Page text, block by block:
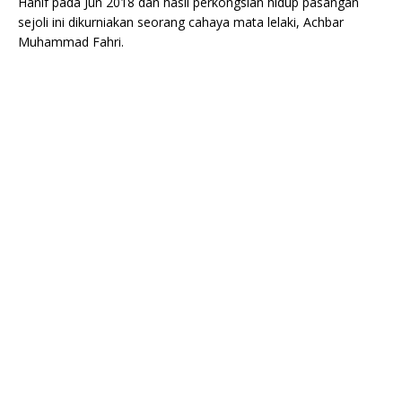
sejoli ini dikurniakan seorang cahaya mata lelaki, Achbar
Muhammad Fahri.